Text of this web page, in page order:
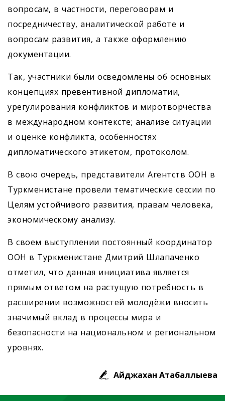
вопросам, в частности, переговорам и
посредничеству, аналитической работе и
вопросам развития, а также оформлению
документации.
Так, участники были осведомлены об основных
концепциях превентивной дипломатии,
урегулирования конфликтов и миротворчества
в международном контексте; анализе ситуации
и оценке конфликта, особенностях
дипломатического этикетом, протоколом.
В свою очередь, представители Агентств ООН в
Туркменистане провели тематические сессии по
Целям устойчивого развития, правам человека,
экономическому анализу.
В своем выступлении постоянный координатор
ООН в Туркменистане Дмитрий Шлапаченко
отметил, что данная инициатива является
прямым ответом на растущую потребность в
расширении возможностей молодёжи вносить
значимый вклад в процессы мира и
безопасности на национальном и региональном
уровнях.
Айджахан Атабаллыева